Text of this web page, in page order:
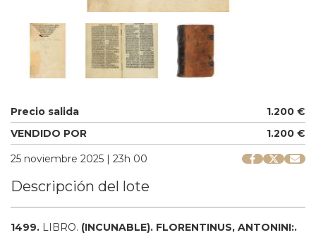
Precio salida
1.200 €
VENDIDO POR
1.200 €
25 noviembre 2025 | 23h 00
Descripción del lote
1499. LIBRO. (INCUNABLE). FLORENTINUS, ANTONINI:.